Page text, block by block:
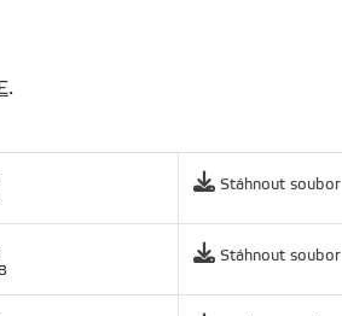
.
Stáhnout soubor
Stáhnout soubor